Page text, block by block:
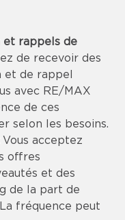
et rappels de
de recevoir des
et de rappel
avec RE/MAX
de ces
selon les besoins.
Vous acceptez
offres
et des
de la part de
fréquence peut